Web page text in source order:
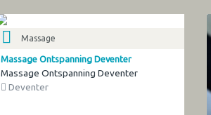
Massage
Massage Ontspanning Deventer
Massage Ontspanning Deventer
Deventer